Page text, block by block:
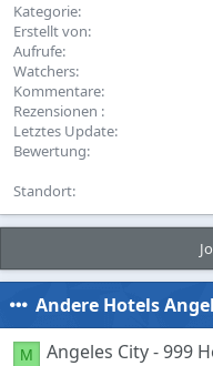
Kategorie
Erstellt von
Aufrufe
Watchers
Kommentare
Rezensionen
Letztes Update
Bewertung
Standort
Andere Hotels
M
Angeles City - 999